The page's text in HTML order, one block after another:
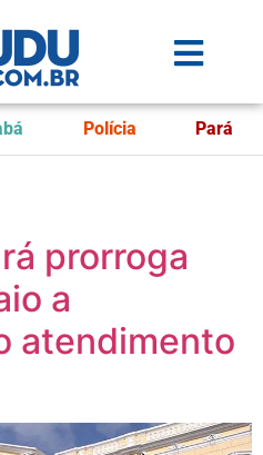
Polícia Pará
prorroga
a
atendimento